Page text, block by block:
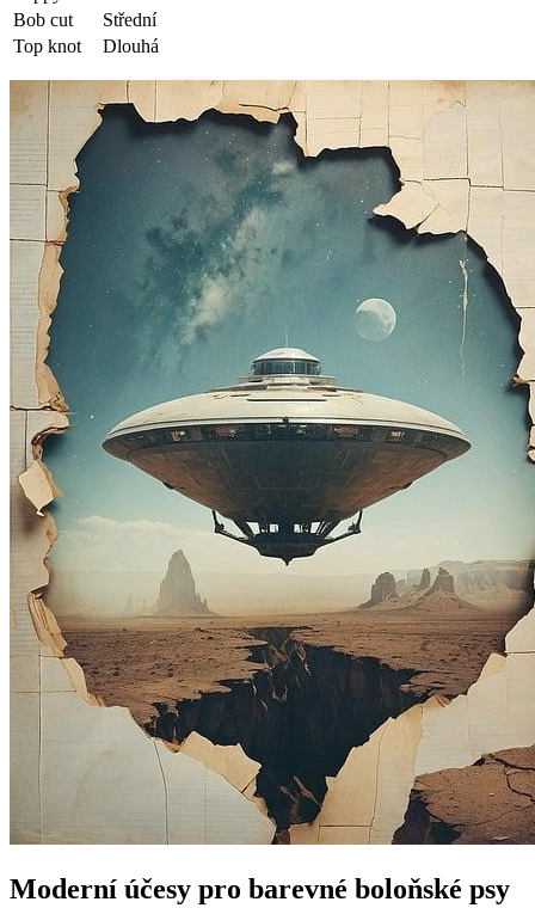
Bob cut
Střední
Top knot
Dlouhá
Moderní účesy pro barevné ⁤boloňské psy